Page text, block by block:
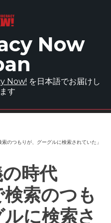
Now
Now! を日本語でお届けし
す
のつもりが、グーグルに検索されていた」
の時代
検索のつも
に検索さ